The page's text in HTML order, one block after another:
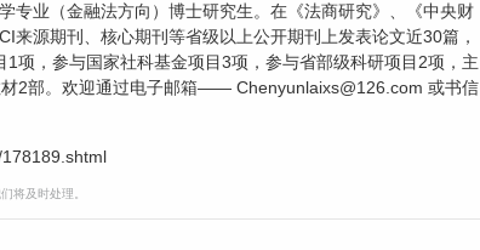
专业（金融法方向）博士研究生。在《法商研究》、《中央财
源期刊、核心期刊等省级以上公开期刊上发表论文近30篇，
项，参与国家社科基金项目3项，参与省部级科研项目2项，主
2部。欢迎通过电子邮箱—— Chenyunlaixs@126.com 或书信
将及时处理。